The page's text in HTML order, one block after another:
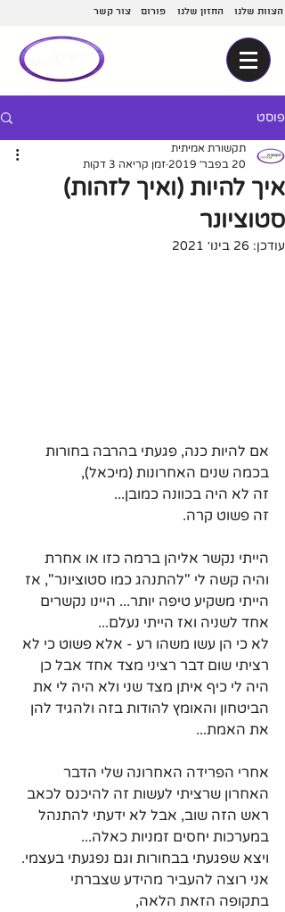
צור קשר פורום החזון שלנו הצוות שלנו
פוסט
איך להיות (ואיך לזהות)
סטוציונר
תקשורת אמיתית
20 בפבר׳ 2019
זמן קריאה 3 דקות
עודכן: 26 בינו׳ 2021
אם להיות כנה, פגעתי בהרבה בחורות
בכמה שנים האחרונות (מיכאל),
זה לא היה בכוונה כמובן...
זה פשוט קרה.
הייתי נקשר אליהן ברמה כזו או אחרת
והיה קשה לי "להתנהג כמו סטוציונר", אז
הייתי משקיע טיפה יותר... היינו נקשרים
אחד לשניה ואז הייתי נעלם...
לא כי הן עשו משהו רע - אלא פשוט כי לא
רציתי שום דבר רציני מצד אחד אבל כן
היה לי כיף איתן מצד שני ולא היה לי את
הביטחון והאומץ להודות בזה ולהגיד להן
את האמת...
אחרי הפרידה האחרונה שלי הדבר
האחרון שרציתי לעשות זה להיכנס לכאב
ראש הזה שוב, אבל לא ידעתי להתנהל
במערכות יחסים זמניות כאלה...
ויצא שפגעתי בבחורות וגם נפגעתי בעצמי.
אני רוצה להעביר מהידע שצברתי
בתקופה הזאת הלאה,